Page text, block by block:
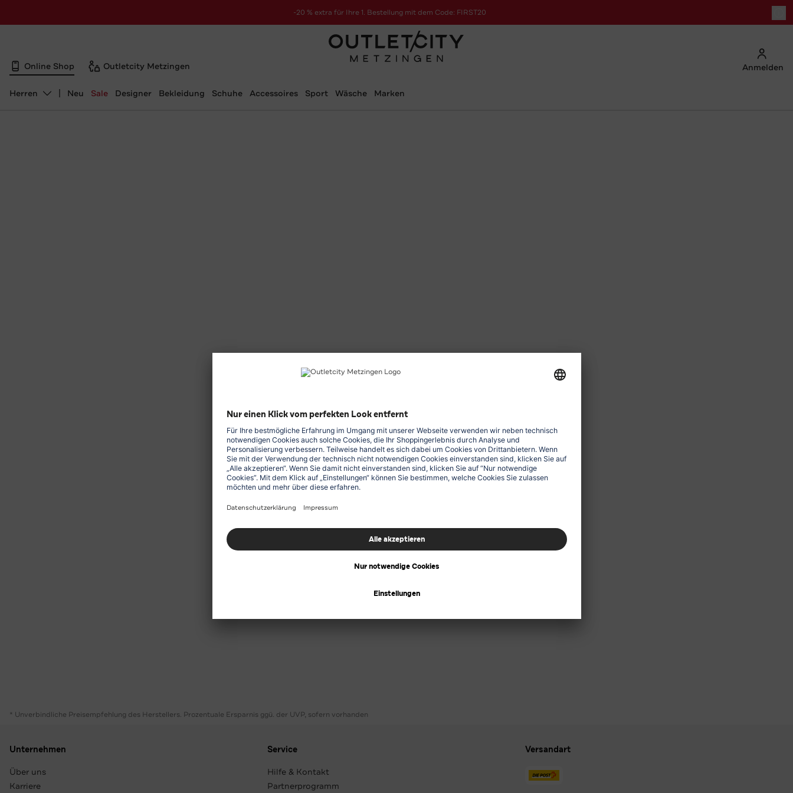
-20 % extra für Ihre 1. Bestellung mit dem Code: FIRST20
Online Shop Outletcity Metzingen Anmelden
Abteilung ändern, ausgewählt:
Herren Neu Sale Designer Bekleidung Schuhe Accessoires Sport Wäsche Marken
* Unverbindliche Preisempfehlung des Herstellers. Prozentuale Ersparnis ggü. der UVP, sofern vorhanden
Unternehmen
Über uns
Karriere
Service
Hilfe & Kontakt
Partnerprogramm
Versandart